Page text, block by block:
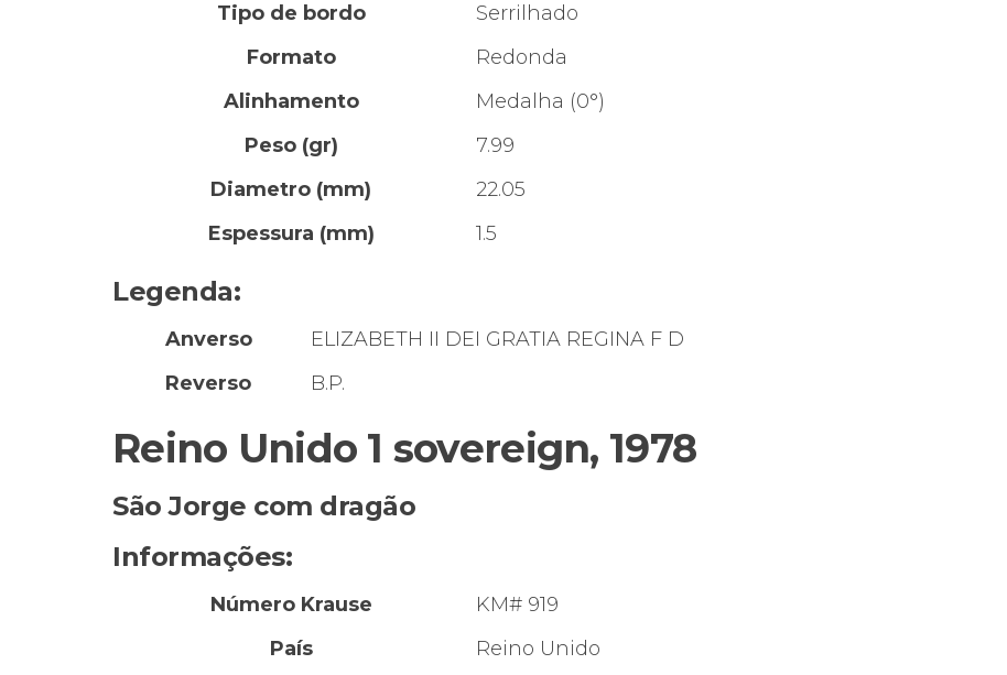
Tipo de bordo
Serrilhado
Formato
Redonda
Alinhamento
Medalha (0°)
Peso (gr)
7.99
Diametro (mm)
22.05
Espessura (mm)
1.5
Legenda:
Anverso
ELIZABETH II DEI GRATIA REGINA F D
Reverso
B.P.
Reino Unido 1 sovereign, 1978
São Jorge com dragão
Informações:
Número Krause
KM# 919
País
Reino Unido